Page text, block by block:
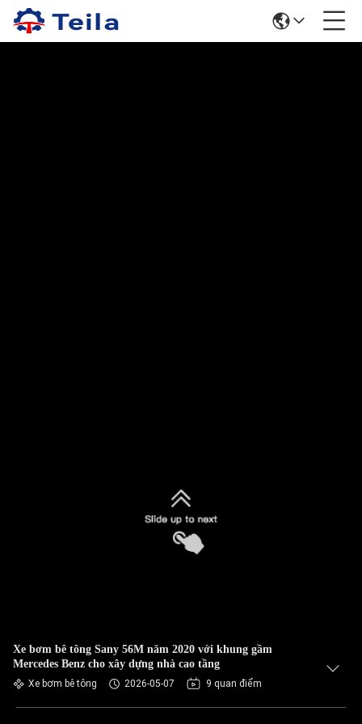
Xe bơm bê tông Sany 56M năm 2020 với khung gầm
Mercedes Benz cho xây dựng nhà cao tầng
Xe bơm bê tông 2026-05-07 9 quan điểm